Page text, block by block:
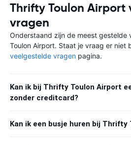
Thrifty Toulon Airport
vragen
Onderstaand zijn de meest gestelde
Toulon Airport. Staat je vraag er niet
veelgestelde vragen pagina.
Kan ik bij Thrifty Toulon Airport
zonder creditcard?
Kan ik een busje huren bij Thrifty